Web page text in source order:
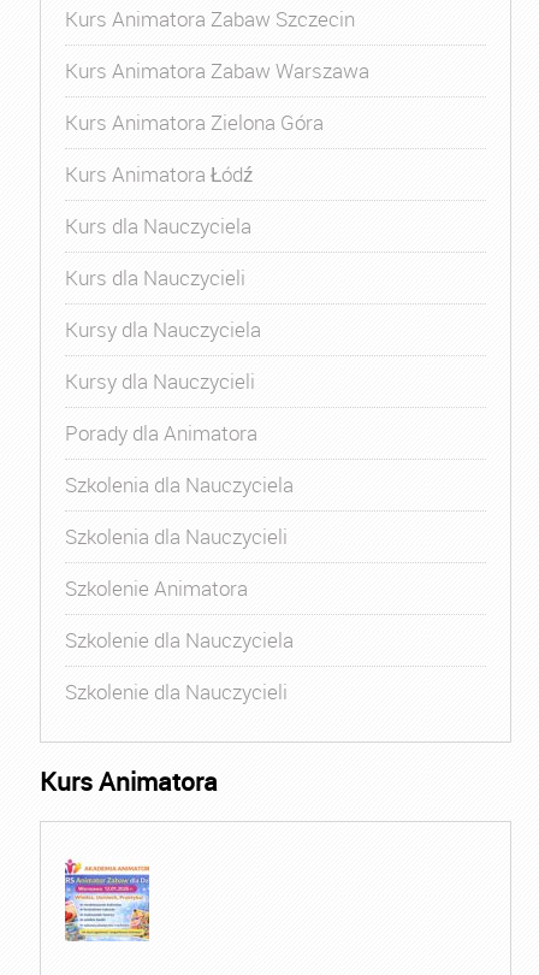
Kurs Animatora Zabaw Szczecin
Kurs Animatora Zabaw Warszawa
Kurs Animatora Zielona Góra
Kurs Animatora Łódź
Kurs dla Nauczyciela
Kurs dla Nauczycieli
Kursy dla Nauczyciela
Kursy dla Nauczycieli
Porady dla Animatora
Szkolenia dla Nauczyciela
Szkolenia dla Nauczycieli
Szkolenie Animatora
Szkolenie dla Nauczyciela
Szkolenie dla Nauczycieli
Kurs Animatora